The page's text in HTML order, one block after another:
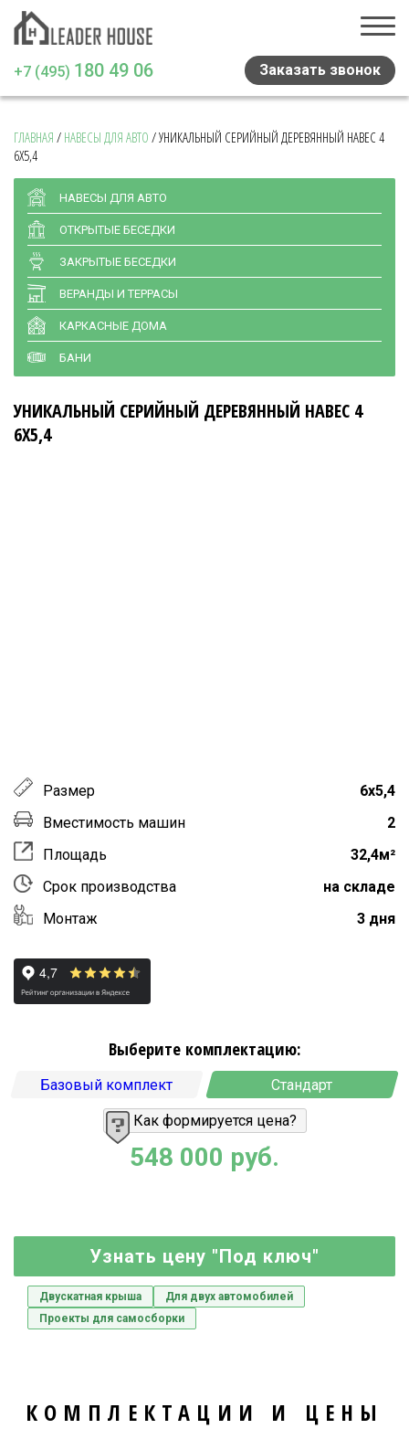
+7 (495) 180 49 06 Заказать звонок
Главная
Проекты домов
Навесы и беседки
Медиа
Отзывы
Статьи
Контакты
ГЛАВНАЯ / НАВЕСЫ ДЛЯ АВТО /УНИКАЛЬНЫЙ СЕРИЙНЫЙ ДЕРЕВЯННЫЙ НАВЕС 4
6Х5,4
НАВЕСЫ ДЛЯ АВТО
ОТКРЫТЫЕ БЕСЕДКИ
ЗАКРЫТЫЕ БЕСЕДКИ
ВЕРАНДЫ И ТЕРРАСЫ
КАРКАСНЫЕ ДОМА
БАНИ
УНИКАЛЬНЫЙ СЕРИЙНЫЙ ДЕРЕВЯННЫЙ НАВЕС 4
6Х5,4
Размер
6х5,4
Вместимость машин
2
Площадь
32,4м²
Срок производства
на складе
Монтаж
3 дня
Выберите комплектацию:
Базовый комплект Стандарт
Как формируется цена?
548 000 руб.
Узнать цену "Под ключ"
Двускатная крыша
Для двух автомобилей
Проекты для самосборки
КОМПЛЕКТАЦИИ И ЦЕНЫ